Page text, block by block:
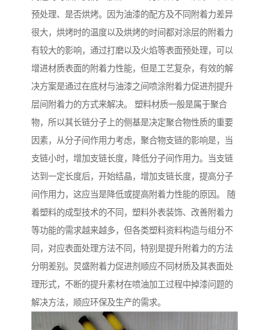
预处理、是否烘烤。因为油漆的配方及不同附着力差异
很大，烘烤时的温度以及烘烤的时间都对涂层的附着力
有较大的影响，通过打磨以及火焰等表面预处理，可以
增进材质表面的附着力性能，但是工艺复杂，有效的解
决方案是通过在底材与油漆之间喷涂附着力促进剂提升
层间附着力的方式来解决。 塑料材质一般是属于聚合
物，所以其长链分子上的侧基是决定聚合物性质的重要
因素，从分子间作用力考虑，聚合物支链的影响是，当
支链小时，增加支链长度，降低分子间作用力。当支链
达到一定长度后，开始结晶，增加支链长度，提高分子
间作用力，这应当是降低或提高附着力性能的原因。 随
着塑料的成型技术的不同，塑料外表装饰、改善附着力
等功能的需求越来越多，但各类塑料资料构造与组分不
同，对应表面处理方法不同，特别是提升附着力的方法
分明差别。炅盛附着力促进剂顺应不同材质及其表面处
理形式，不断的提升素材在喷油加工过程中掉漆问题的
解决方法，顺应环保及生产的需求。